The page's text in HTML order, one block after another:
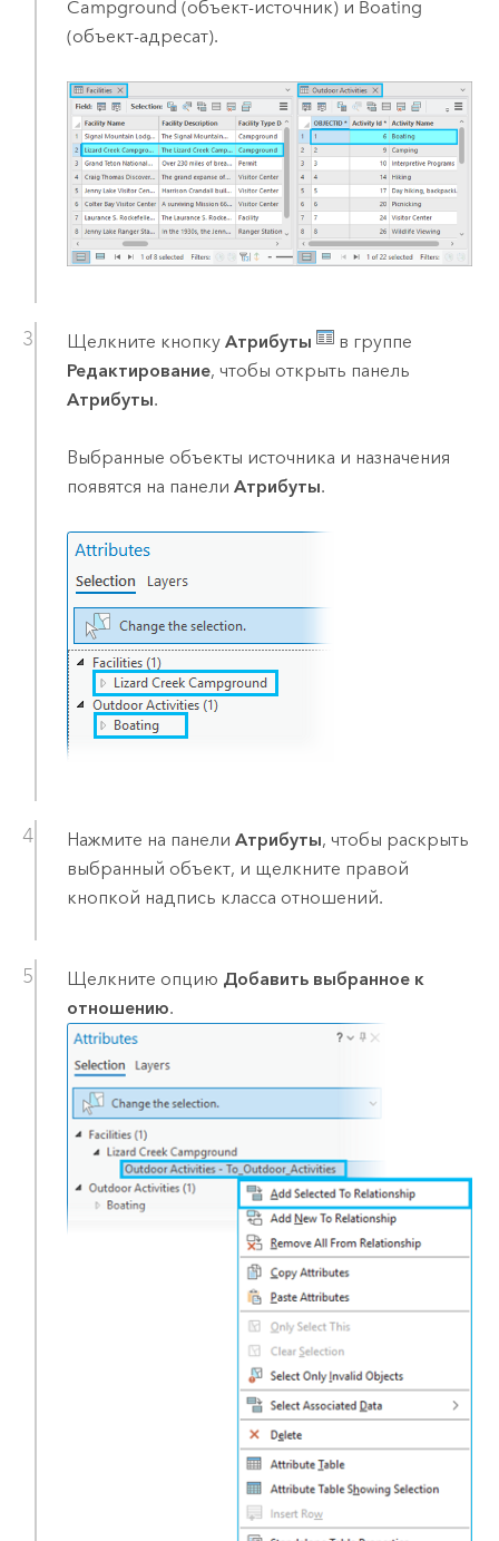
Campground (объект-источник) и Boating
(объект-адресат).
Щелкните кнопку Атрибуты
в группе
Редактирование, чтобы открыть панель
Атрибуты.
Выбранные объекты источника и назначения
появятся на панели Атрибуты.
Нажмите на панели Атрибуты, чтобы раскрыть
выбранный объект, и щелкните правой
кнопкой надпись класса отношений.
Щелкните опцию Добавить выбранное к
отношению.